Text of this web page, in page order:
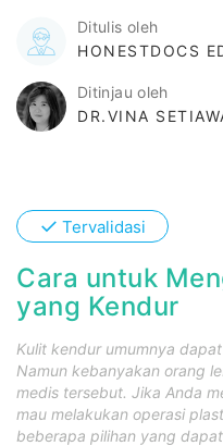
Ditulis oleh
HONESTDOCS
Ditinjau oleh
DR.VINA
✓ Tervalidasi
Cara untuk
yang Kendur
Kulit kendur umumnya
Namun kebanyakan orang
medis tersebut. Jika Anda
mau melakukan operasi
beberapa pilihan yang